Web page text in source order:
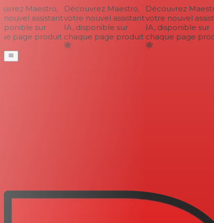
Maestro,
assistant
sur
page produit
Découvrez Maestro,
votre nouvel assistant
IA, disponible sur
chaque page produit
Découvrez
votre nouvel
IA, disponible sur
chaque page